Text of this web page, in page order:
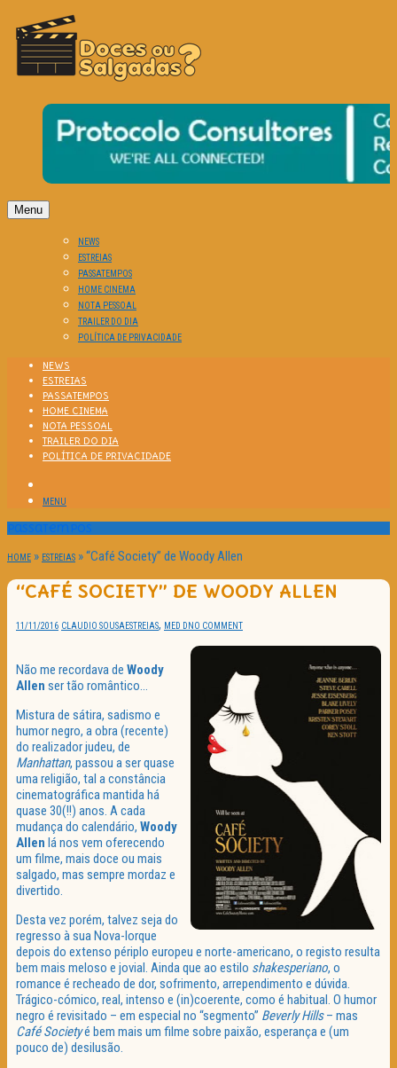
DOCES OU SALGADAS?
O Cinema? Uma Paixão!!
Menu
NEWS
ESTREIAS
PASSATEMPOS
HOME CINEMA
NOTA PESSOAL
TRAILER DO DIA
POLÍTICA DE PRIVACIDADE
NEWS
ESTREIAS
PASSATEMPOS
HOME CINEMA
NOTA PESSOAL
TRAILER DO DIA
POLÍTICA DE PRIVACIDADE
MENU
Passatempos
HOME » ESTREIAS »“Café Society” de Woody Allen
“CAFÉ SOCIETY” DE WOODY ALLEN
11/11/2016 CLAUDIO SOUSAESTREIAS, MED D NO COMMENT
Não me recordava de Woody
Allen ser tão romântico…
Mistura de sátira, sadismo e
humor negro, a obra (recente)
do realizador judeu, de
Manhattan, passou a ser quase
uma religião, tal a constância
cinematográfica mantida há
quase 30(!!) anos. A cada
mudança do calendário, Woody
Allen lá nos vem oferecendo
um filme, mais doce ou mais
salgado, mas sempre mordaz e
divertido.
Desta vez porém, talvez seja do
regresso à sua Nova-Iorque
depois do extenso périplo europeu e norte-americano, o registo resulta
bem mais meloso e jovial. Ainda que ao estilo shakesperiano, o
romance é recheado de dor, sofrimento, arrependimento e dúvida.
Trágico-cómico, real, intenso e (in)coerente, como é habitual. O humor
negro é revisitado – em especial no “segmento” Beverly Hills– mas
Café Societyé bem mais um filme sobre paixão, esperança e (um
pouco de) desilusão.